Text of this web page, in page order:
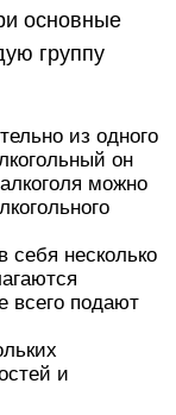
основные
группу
из одного
он
можно
себя несколько
всего подают
и